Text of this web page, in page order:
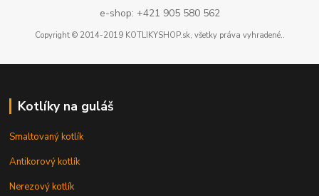
e-shop: +421 905 580 562
Copyright © 2014-2019 KOTLIKYSHOP.sk, všetky práva vyhradené..
Kotlíky na guláš
Smaltovaný kotlík
Antikorový kotlík
Nerezový kotlík